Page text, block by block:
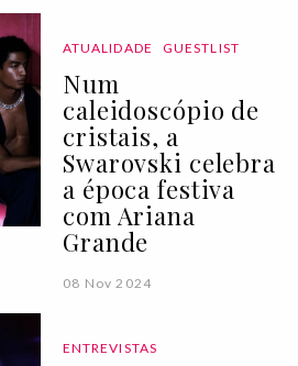
ATUALIDADE GUESTLIST
Num
caleidoscópio de
cristais, a
Swarovski celebra
a época festiva
com Ariana
Grande
08 Nov 2024
ENTREVISTAS